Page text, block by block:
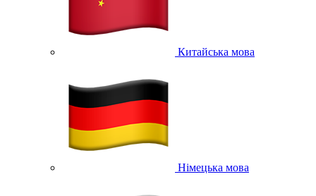
Китайська мова
Німецька мова